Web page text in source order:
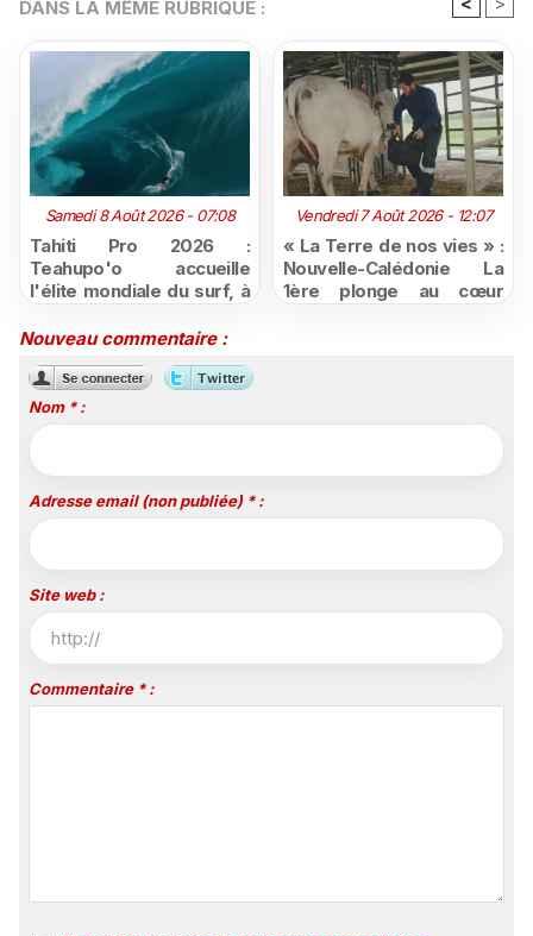
DANS LA MÊME RUBRIQUE :
Samedi 8 Août 2026 - 07:08
Tahiti Pro 2026 :
Teahupo'o accueille
l'élite mondiale du surf, à
Polynésie la 1ère
Vendredi 7 Août 2026 - 12:07
« La Terre de nos vies » :
Nouvelle-Calédonie La
1ère plonge au cœur
Nouveau commentaire :
Nom * :
Adresse email (non publiée) * :
Site web :
Commentaire * :